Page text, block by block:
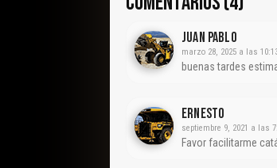
Juan Pablo
marzo 28, 2025 a las
buenas tardes
Ernesto
septiembre 9, 2021 a las
Favor facilitarme